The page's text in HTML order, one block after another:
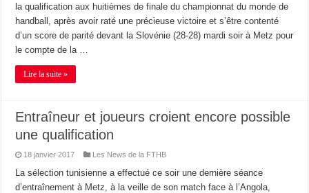
la qualification aux huitièmes de finale du championnat du monde de
handball, après avoir raté une précieuse victoire et s’être contenté
d’un score de parité devant la Slovénie (28-28) mardi soir à Metz pour
le compte de la …
Lire la suite »
Entraîneur et joueurs croient encore possible
une qualification
18 janvier 2017 Les News de la FTHB
La sélection tunisienne a effectué ce soir une dernière séance
d’entraînement à Metz, à la veille de son match face à l’Angola,